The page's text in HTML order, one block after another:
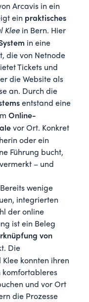
Arcavis in ein
ein praktisches
Klee in Bern. Hier
in eine
die von Netnode
Tickets und
die Website als
an. Durch die
entstand eine
Online-
vor Ort. Konkret
oder ein
Führung bucht,
– und
wenige
integrierten
der online
ist ein Beleg
von
Die
konnten ihren
komfortableres
und vor Ort
die Prozesse